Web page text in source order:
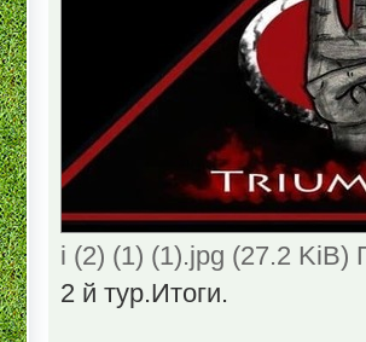
i (2) (1) (1).jpg (27.2 KiB)
2 й тур.Итоги.